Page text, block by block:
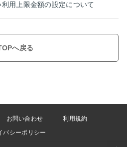
利用上限金額の設定について
へ戻る
お問い合わせ
利用規約
バシーポリシー